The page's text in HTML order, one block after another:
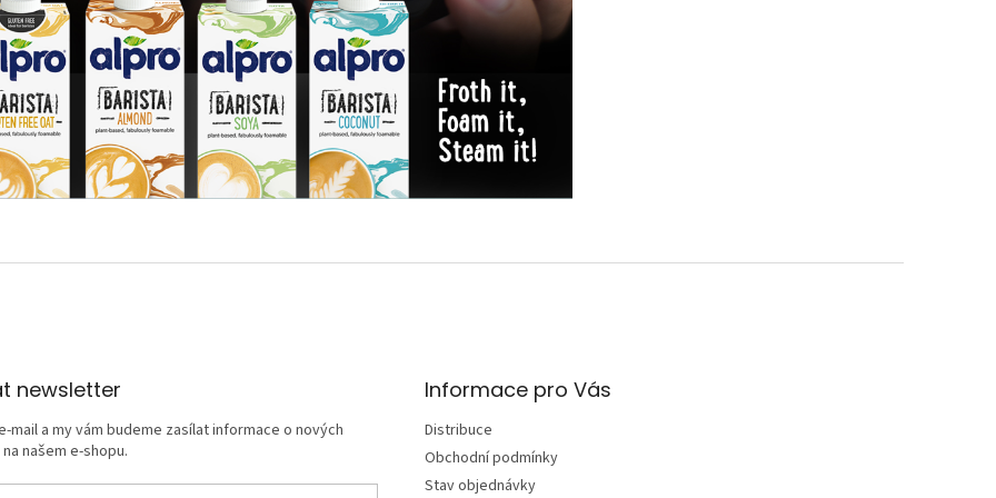
newsletter
mail a my vám budeme zasílat informace o nových
našem e-shopu.
Informace pro Vás
Distribuce
Obchodní podmínky
Stav objednávky